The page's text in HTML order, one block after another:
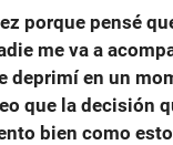
porque pensé
me va a
deprimí en un
que la decisión
bien como